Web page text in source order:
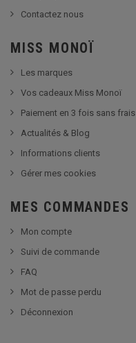
Contactez nous
MISS MONOÏ
Les marques
Vos cadeaux Miss Monoï
Paiement en 3 fois sans frais
Actualités & Blog
Informations clients
Gérer mes cookies
MES COMMANDES
Mon compte
Suivi de commande
FAQ
Mot de passe perdu
Déconnexion